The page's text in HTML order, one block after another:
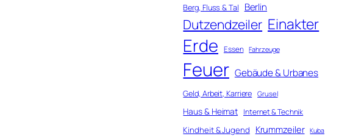
Berg, Fluss & Tal Berlin
Dutzendzeiler Einakter
Erde Essen Fahrzeuge
Feuer Gebäude & Urbanes
Geld, Arbeit, Karriere Grusel
Haus & Heimat Internet & Technik
Kindheit & Jugend Krummzeiler Kuba